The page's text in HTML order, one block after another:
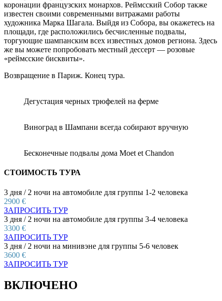
коронации французских монархов. Реймсский Собор также
известен своими современными витражами работы
художника Марка Шагала. Выйдя из Собора, вы окажетесь на
площади, где расположились бесчисленные подвалы,
торгующие шампанским всех известных домов региона. Здесь
же вы можете попробовать местный дессерт — розовые
«реймсские бисквиты».
Возвращение в Париж. Конец тура.
Дегустация черных трюфелей на ферме
Виноград в Шампани всегда собирают вручную
Бесконечные подвалы дома Moet et Chandon
СТОИМОСТЬ ТУРА
3 дня / 2 ночи на автомобиле для группы 1-2 человека
2900 €
ЗАПРОСИТЬ ТУР
3 дня / 2 ночи на автомобиле для группы 3-4 человека
3300 €
ЗАПРОСИТЬ ТУР
3 дня / 2 ночи на минивэне для группы 5-6 человек
3600 €
ЗАПРОСИТЬ ТУР
ВКЛЮЧЕНО